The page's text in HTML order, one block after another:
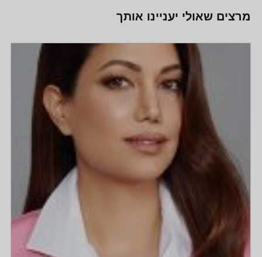
מרצים שאולי יעניינו אותך